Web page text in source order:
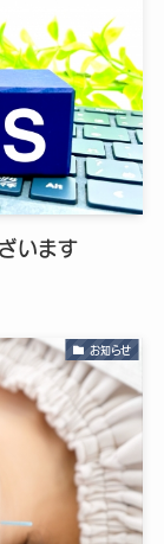
います
お知らせ